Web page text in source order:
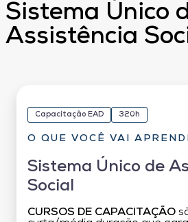
Sistema Único
Assistência
Capacitação EAD 320h
O QUE VOCÊ VAI
Sistema Único de
Social
CURSOS DE CAPACITAÇÃO